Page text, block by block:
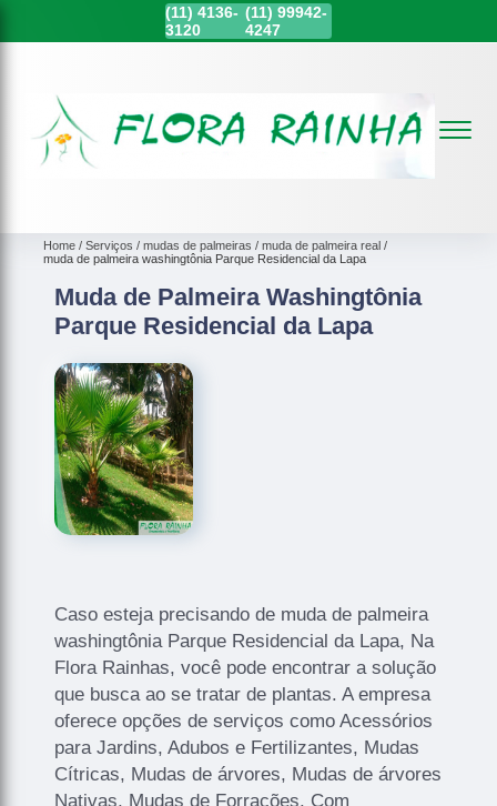
(11) 4136-
3120
(11)99942-
4247
Home Serviços mudas de palmeiras
muda de palmeira real
muda de palmeira washingtônia Parque Residencial da Lapa
Muda de Palmeira Washingtônia
Parque Residencial da Lapa
Caso esteja precisando de muda de palmeira
washingtônia Parque Residencial da Lapa, Na
Flora Rainhas, você pode encontrar a solução
que busca ao se tratar de plantas. A empresa
oferece opções de serviços como Acessórios
para Jardins, Adubos e Fertilizantes, Mudas
Cítricas, Mudas de árvores, Mudas de árvores
Nativas, Mudas de Forrações. Com